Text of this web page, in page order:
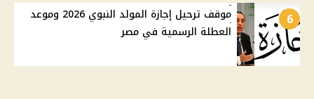
6
موقف ترحيل إجازة المولد النبوي 2026 وموعد
العطلة الرسمية في مصر